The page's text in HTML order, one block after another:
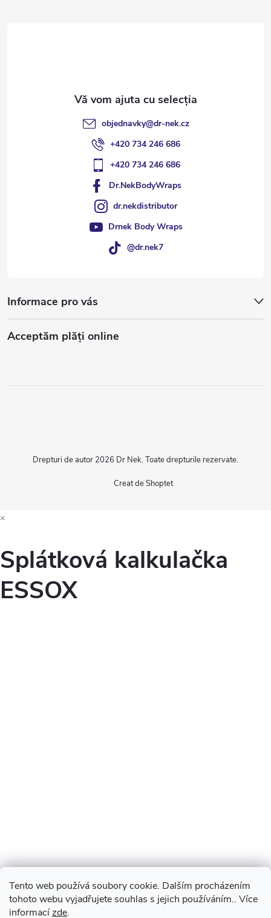
Tento web používá soubory cookie. Dalším procházením
tohoto webu vyjadřujete souhlas s jejich používáním.. Více
informacízde.
objednavky@dr-nek.cz
+420 734 246 686
+420 734 246 686
Dr.NekBodyWraps
dr.nekdistributor
Drnek Body Wraps
@dr.nek7
Informace pro vás
Acceptăm plăţi online
Creat de Shoptet
Drepturi de autor 2026 Dr Nek. Toate drepturile rezervate.
×
Splátková kalkulačka
ESSOX